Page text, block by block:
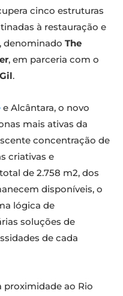
cinco estruturas
à restauração e
denominado The
, em parceria com o
.
e Alcântara, o novo
mais ativas da
concentração de
criativas e
de 2.758 m2, dos
disponíveis, o
lógica de
soluções de
de cada
proximidade ao Rio